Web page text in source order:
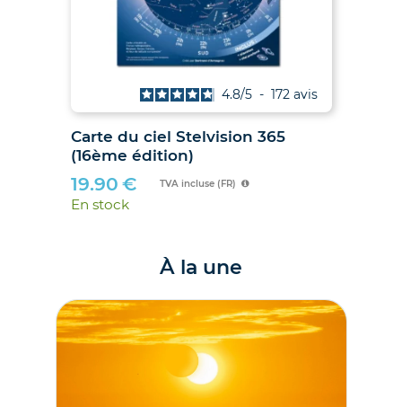
Les Soleils noirs de 2026 et 2027
– Le guide des éclipses des 12
août 2026 et 2 août 2027
4.9/5 - 38 avis
21.00€
À la une